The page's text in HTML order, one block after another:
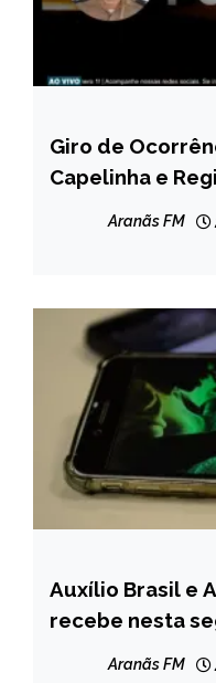
CAPELINHA
MINAS
Giro de
Capelinha e
Aranãs FM
BRASIL
NOTÍCIAS
Auxílio Brasil e
recebe nesta
Aranãs FM